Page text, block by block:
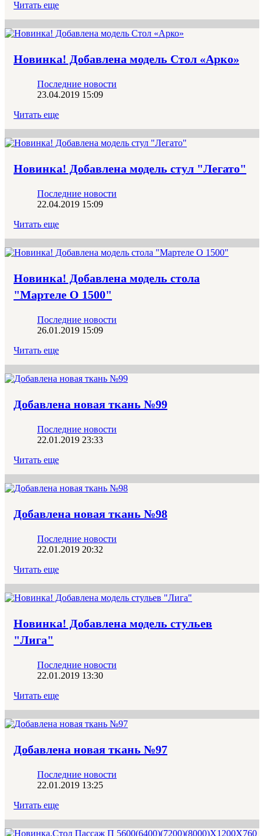
Читать еще
Новинка! Добавлена модель Стол «Арко»
Последние новости
23.04.2019 15:09
Читать еще
Новинка! Добавлена модель стул "Легато"
Последние новости
22.04.2019 15:09
Читать еще
Новинка! Добавлена модель стола
"Мартеле О 1500"
Последние новости
26.01.2019 15:09
Читать еще
Добавлена новая ткань №99
Последние новости
22.01.2019 23:33
Читать еще
Добавлена новая ткань №98
Последние новости
22.01.2019 20:32
Читать еще
Новинка! Добавлена модель стульев
"Лига"
Последние новости
22.01.2019 13:30
Читать еще
Добавлена новая ткань №97
Последние новости
22.01.2019 13:25
Читать еще